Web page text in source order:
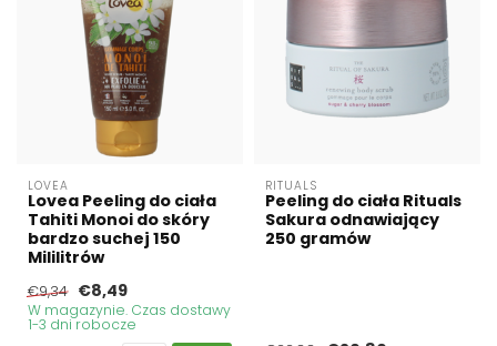
LOVEA
Lovea Peeling do ciała
Tahiti Monoi do skóry
bardzo suchej 150
Mililitrów
€9,34 €8,49
W magazynie. Czas dostawy
1-3 dni robocze
RITUALS
Peeling do ciała Rituals
Sakura odnawiający
250 gramów